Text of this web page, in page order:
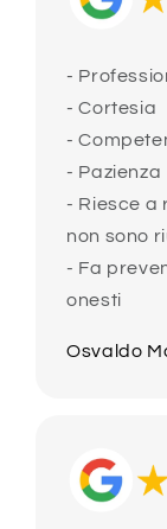
-
- Cortesia
-
- Pazienza
- Riesce a
non sono
- Fa
onesti
Osvaldo